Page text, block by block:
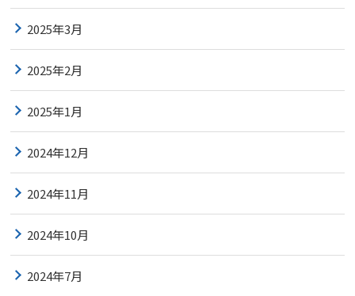
2025年3月
2025年2月
2025年1月
2024年12月
2024年11月
2024年10月
2024年7月